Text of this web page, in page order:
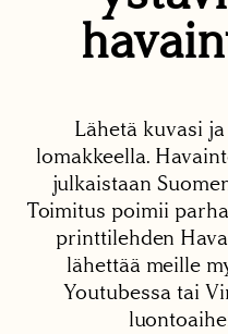
Lähetä kuvasi
lomakkeella.
julkaistaan
Toimitus poimii
printtilehden
lähettää meille
Youtubessa tai